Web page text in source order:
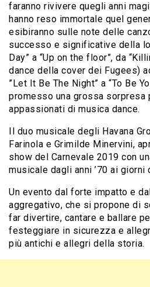
faranno rivivere quegli anni
hanno reso immortale quel
esibiranno sulle note delle
successo e significative della
Day” a “Up on the floor”, da
dance della cover dei Fugees)
”Let It Be The Night” a “To Be
promesso una grossa
appassionati di musica dance.
Il duo musicale degli Havana
Farinola e Grimilde Minervini,
show del Carnevale 2019 con
musicale dagli anni ’70 ai giorni
Un evento dal forte impatto e
aggregativo, che si propone di
far divertire, cantare e ballare
festeggiare in sicurezza e
più antichi e allegri della storia.